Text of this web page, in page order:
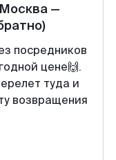
Москва —
посредников
цене🙌.
туда и
возвращения